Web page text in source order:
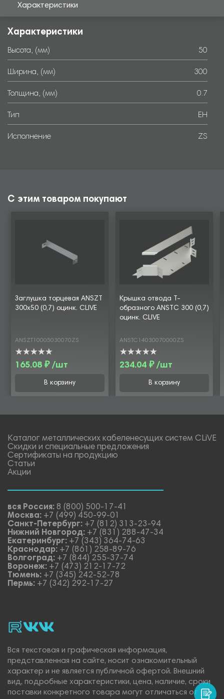
Характеристики
Характеристики
Высота, (мм) 50
Ширина, (мм) 300
Толщина, (мм) 0.7
Тип EH
Исполнение ZS
С этим товаром покупают
Заглушка торцевая ANSZT
300х50 (0,7) оцинк. CLIVE
ANSZT10005030070ZS
165.08 ₽ /шт
В корзину
Крышка отвода Т-
образного ANSTC 300 (0,7)
оцинк. CLIVE
ANSTC14030070000ZS
234.04 ₽ /шт
В корзину
Каталог металлических кабеленесущих систем CLiVE
Скидки и специальные предложения
Сертификаты на продукцию
Статьи
Акции
вся Россия: 8 (800) 500-17-41
Москва: +7 (499) 450-99-01
Санкт-Петербург: +7 (812) 313-23-94
Нижний Новгород: +7 (831) 288-47-34
Екатеринбург: +7 (343) 364-74-63
Краснодар: +7 (861) 258-89-76
Волгоград: +7 (844) 255-37-74
Воронеж: +7 (473) 212-17-72
Тюмень: +7 (345) 242-52-78
Пермь: +7 (342) 292-17-27
rutubevk_video.
Vk.
Вся текстовая и графическая информация,
представленная на сайте, носит ознакомительный
характер и не является публичной офертой. Внешний
вид, подробные характеристики, цена, наличие, сроки
поставки конкретного товара могут отличаться от